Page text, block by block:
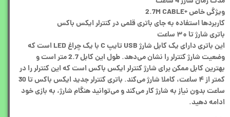
ویژگی خاص +2.7M CABLE
کاربردها استفاده به جای باتری قلمی در کنترلر ایکس باکس
باتری شارژ تا ۳۰ ساعت
این باتری دارای یک کابل شارژ USB تایپ C با یک چراغ LED است که
وضعیت شارژ کنترلر را نشان می‌دهد. طول این کابل 2.7 متر است و
بهترین کابل ممکن برای شارژ کنترلر ایکس باکس است که این کنترلر را در
کمتر از ۴ ساعت، کاملا شارژ می‌کند. باتری کنترلر جدید ایکس باکس تا 30
ساعت بدون نیاز به شارژ کار می‌کند و می‌توانید هنگام شارژ، به بازی خود
ادامه دهید.